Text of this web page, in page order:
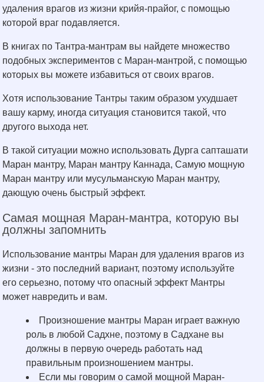
удаления врагов из жизни крийя-прайог, с помощью
которой враг подавляется.
В книгах по Тантра-мантрам вы найдете множество
подобных экспериментов с Маран-мантрой, с помощью
которых вы можете избавиться от своих врагов.
Хотя использование Тантры таким образом ухудшает
вашу карму, иногда ситуация становится такой, что
другого выхода нет.
В такой ситуации можно использовать Дурга сапташати
Маран мантру, Маран мантру Каннада, Самую мощную
Маран мантру или мусульманскую Маран мантру,
дающую очень быстрый эффект.
Самая мощная Маран-мантра, которую вы
должны запомнить
Использование мантры Маран для удаления врагов из
жизни - это последний вариант, поэтому используйте
его серьезно, потому что опасный эффект Мантры
может навредить и вам.
Произношение мантры Маран играет важную
роль в любой Садхне, поэтому в Садхане вы
должны в первую очередь работать над
правильным произношением мантры.
Если мы говорим о самой мощной Маран-